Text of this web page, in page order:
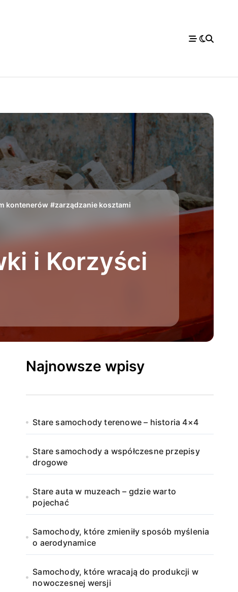
kontenerów #zarządzanie kosztami
i Korzyści
Najnowsze wpisy
Stare samochody terenowe – historia 4×4
Stare samochody a współczesne przepisy
drogowe
Stare auta w muzeach – gdzie warto
pojechać
Samochody, które zmieniły sposób myślenia
o aerodynamice
Samochody, które wracają do produkcji w
nowoczesnej wersji